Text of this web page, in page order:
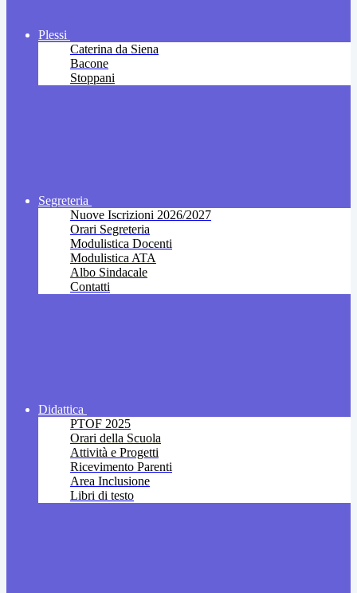
Plessi
Caterina da Siena
Bacone
Stoppani
Segreteria
Nuove Iscrizioni 2026/2027
Orari Segreteria
Modulistica Docenti
Modulistica ATA
Albo Sindacale
Contatti
Didattica
PTOF 2025
Orari della Scuola
Attività e Progetti
Ricevimento Parenti
Area Inclusione
Libri di testo